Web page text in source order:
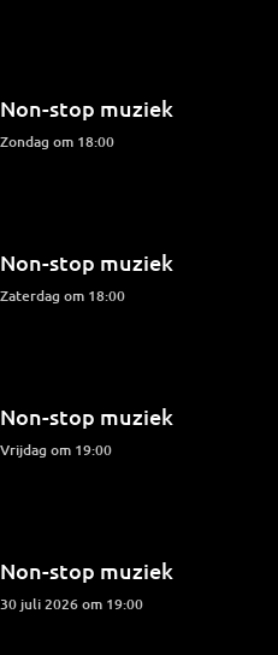
Non-stop muziek
zondag om 18:00
Non-stop muziek
zaterdag om 18:00
Non-stop muziek
vrijdag om 19:00
Non-stop muziek
30 juli 2026 om 19:00